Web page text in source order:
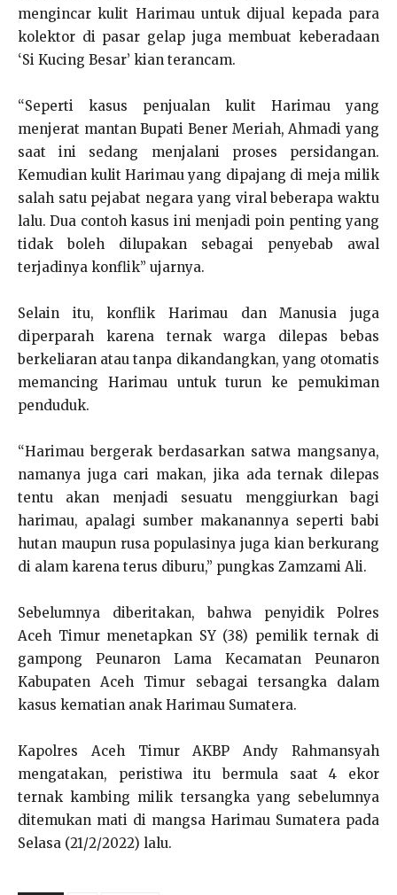
mengincar kulit Harimau untuk dijual kepada para
kolektor di pasar gelap juga membuat keberadaan
‘Si Kucing Besar’ kian terancam.
“Seperti kasus penjualan kulit Harimau yang
menjerat mantan Bupati Bener Meriah, Ahmadi yang
saat ini sedang menjalani proses persidangan.
Kemudian kulit Harimau yang dipajang di meja milik
salah satu pejabat negara yang viral beberapa waktu
lalu. Dua contoh kasus ini menjadi poin penting yang
tidak boleh dilupakan sebagai penyebab awal
terjadinya konflik” ujarnya.
Selain itu, konflik Harimau dan Manusia juga
diperparah karena ternak warga dilepas bebas
berkeliaran atau tanpa dikandangkan, yang otomatis
memancing Harimau untuk turun ke pemukiman
penduduk.
“Harimau bergerak berdasarkan satwa mangsanya,
namanya juga cari makan, jika ada ternak dilepas
tentu akan menjadi sesuatu menggiurkan bagi
harimau, apalagi sumber makanannya seperti babi
hutan maupun rusa populasinya juga kian berkurang
di alam karena terus diburu,” pungkas Zamzami Ali.
Sebelumnya diberitakan, bahwa penyidik Polres
Aceh Timur menetapkan SY (38) pemilik ternak di
gampong Peunaron Lama Kecamatan Peunaron
Kabupaten Aceh Timur sebagai tersangka dalam
kasus kematian anak Harimau Sumatera.
Kapolres Aceh Timur AKBP Andy Rahmansyah
mengatakan, peristiwa itu bermula saat 4 ekor
ternak kambing milik tersangka yang sebelumnya
ditemukan mati di mangsa Harimau Sumatera pada
Selasa (21/2/2022) lalu.